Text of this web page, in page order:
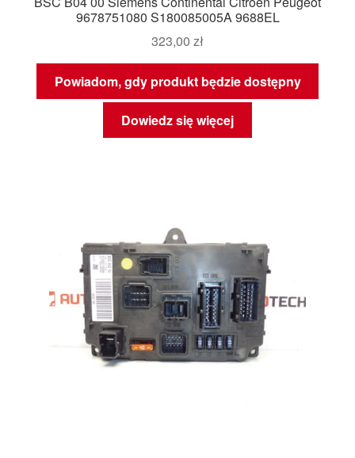
9678751080 S180085005A 9688EL
323,00 zł
Powiadom, gdy produkt będzie dostępny
Dowiedz się więcej